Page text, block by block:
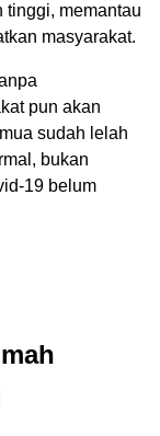
tinggi, memantau
masyarakat.
pun akan
sudah lelah
bukan
19 belum